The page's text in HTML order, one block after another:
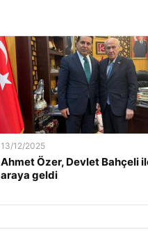
13/12/2025
Ahmet Özer, Devlet Bahçeli
araya geldi